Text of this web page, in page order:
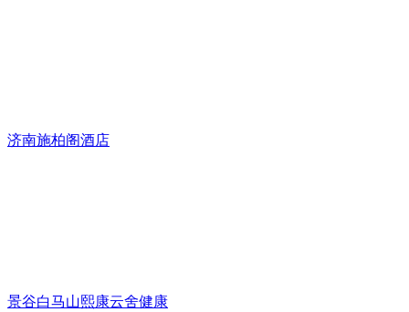
济南施柏阁酒店
景谷白马山熙康云舍健康